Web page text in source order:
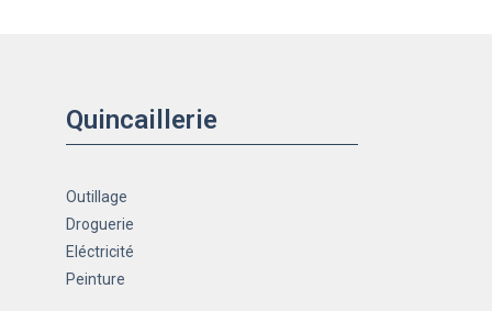
Quincaillerie
Outillage
Droguerie
Eléctricité
Peinture